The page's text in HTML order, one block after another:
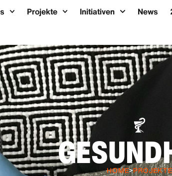
Projekte Initiativen News
HOME>PROJEKTE